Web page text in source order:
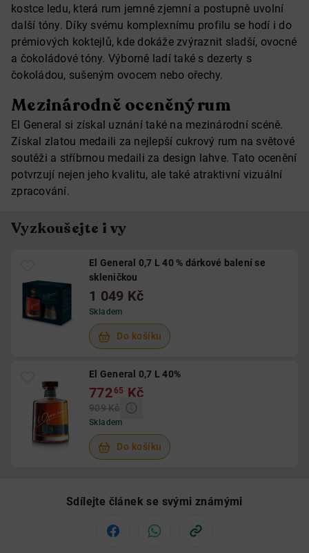
kostce ledu, která rum jemně zjemní a postupně uvolní
další tóny. Díky svému komplexnímu profilu se hodí i do
prémiových koktejlů, kde dokáže zvýraznit sladší, ovocné
a čokoládové tóny. Výborně ladí také s dezerty s
čokoládou, sušeným ovocem nebo ořechy.
Mezinárodně oceněný rum
El General si získal uznání také na mezinárodní scéně.
Získal zlatou medaili za nejlepší cukrový rum na světové
soutěži a stříbrnou medaili za design lahve. Tato ocenění
potvrzují nejen jeho kvalitu, ale také atraktivní vizuální
zpracování.
Vyzkoušejte i vy
El General 0,7 L 40 % dárkové balení se
skleničkou
1 049 Kč
Skladem
Do košíku
El General 0,7 L 40%
77265 Kč
909 Kč
Skladem
Do košíku
Sdílejte článek se svými známými